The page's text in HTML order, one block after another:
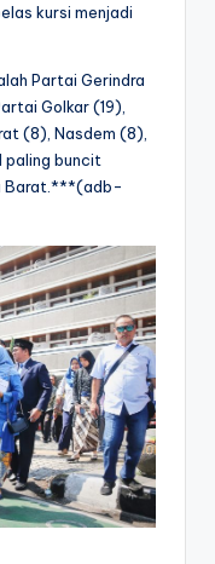
kursi menjadi
Partai Gerindra
Golkar (19),
(8), Nasdem (8),
paling buncit
Barat.***(adb-